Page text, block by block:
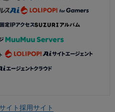
イト採用サイト